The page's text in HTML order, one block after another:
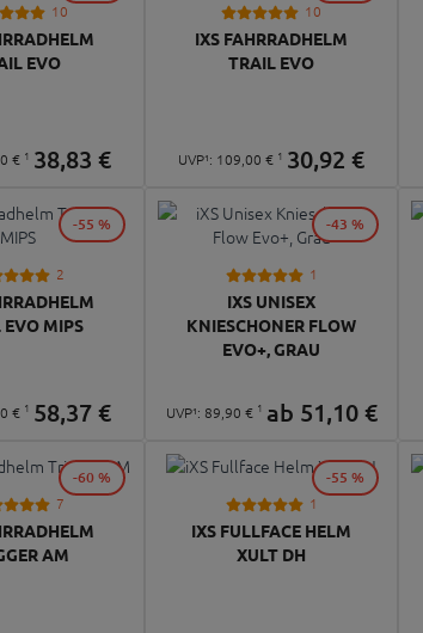
10
EVO
€ 1 38,83 €
10
IXS FAHRRADHELM
TRAIL EVO
UVP¹: 109,00 € 1 30,92 €
2
MIPS
€ 1 58,37 €
-55 %
1
IXS UNISEX
KNIESCHONER FLOW
EVO+, GRAU
UVP¹: 89, 90 € 1 ab 51,10€
-43 %
7
AM
-60 %
1
IXS FULLFACE HELM
XULT DH
-55 %